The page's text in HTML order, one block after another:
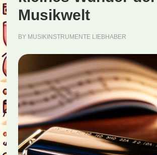
Musikwelt
BY MUSIKINSTRUMENTE LIEBHABER